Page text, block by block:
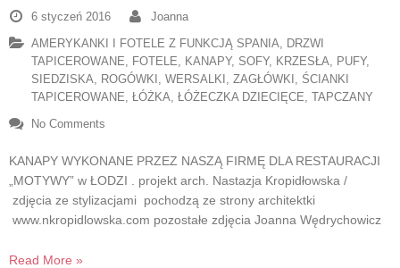
6 styczeń 2016 Joanna
AMERYKANKI I FOTELE Z FUNKCJĄ SPANIA, DRZWI
TAPICEROWANE, FOTELE, KANAPY, SOFY, KRZESŁA, PUFY,
SIEDZISKA, ROGÓWKI, WERSALKI , ZAGŁÓWKI, ŚCIANKI
TAPICEROWANE, ŁÓŻKA, ŁÓŻECZKA DZIECIĘCE, TAPCZANY
No Comments
KANAPY WYKONANE PRZEZ NASZĄ FIRMĘ DLA RESTAURACJI
„MOTYWY” w ŁODZI . projekt arch. Nastazja Kropidłowska /
zdjęcia ze stylizacjami pochodzą ze strony architektki
www.nkropidlowska.com pozostałe zdjęcia Joanna Wędrychowicz
Read More »